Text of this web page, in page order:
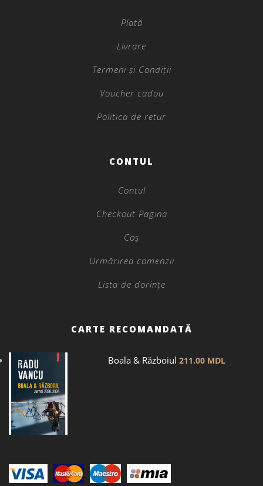
Plată
Livrare
Termeni și Condiții
Voucher cadou
Politica de retur
CONTUL
Contul
Checkout Pagina
Coș
Urmărirea comenzii
Lista de dorințe
CARTE RECOMANDATĂ
Boala & Războiul 211.00 MDL